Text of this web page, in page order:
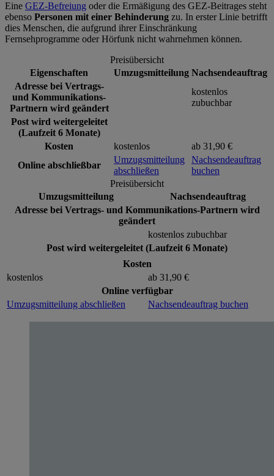
Eine GEZ-Befreiung oder die Ermäßigung des GEZ-Beitrages steht
ebenso Personen mit einer Behinderung zu. In erster Linie betrifft
dies Menschen, die aufgrund ihrer Einschränkung
Fernsehprogramme oder Hörfunk nicht wahrnehmen können.
Preisübersicht
Eigenschaften
Umzugsmitteilung Nachsendeauftrag
Adresse bei Vertrags-
und Kommunikations-
Partnern wird geändert
kostenlos
zubuchbar
Post wird weitergeleitet
(Laufzeit 6 Monate)
Kosten
kostenlos
ab 31,90 €
Online abschließbar
Umzugsmitteilung
abschließen
Nachsendeauftrag
buchen
Preisübersicht
Umzugsmitteilung
Nachsendeauftrag
Adresse bei Vertrags- und Kommunikations-Partnern wird
geändert
kostenlos zubuchbar
Post wird weitergeleitet (Laufzeit 6 Monate)
Kosten
kostenlos
ab 31,90 €
Online verfügbar
Umzugsmitteilung abschließen
Nachsendeauftrag buchen